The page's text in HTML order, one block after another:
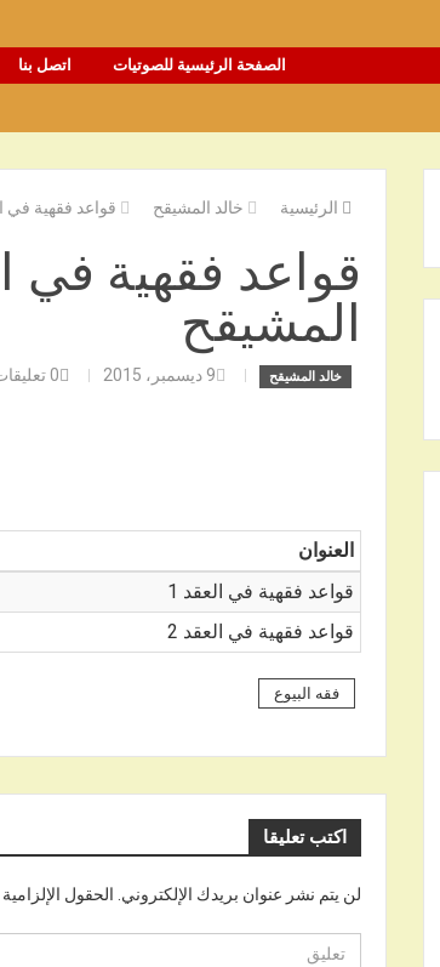
الصفحة الرئيسية للصوتيات اتصل بنا
الرئيسية خالد المشيقح قواعد فقهية في
قواعد فقهية في
المشيقح
خالد المشيقح 9 ديسمبر، 2015 0
العنوان
قواعد فقهية في العقد 1
قواعد فقهية في العقد 2
فقه البيوع
اكتب تعليقا
لن يتم نشر عنوان بريدك الإلكتروني. الحقول